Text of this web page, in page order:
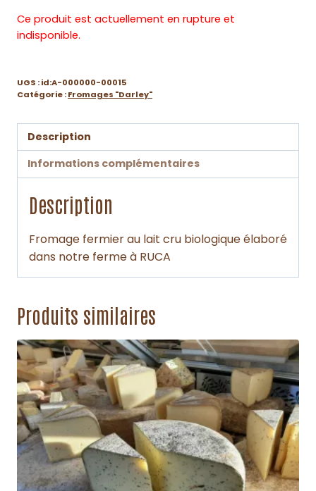
Ce produit est actuellement en rupture et
indisponible.
UGS :id:A-000000-00015
Catégorie :Fromages "Darley"
Description
Informations complémentaires
Description
Fromage fermier au lait cru biologique élaboré
dans notre ferme à RUCA
Produits similaires